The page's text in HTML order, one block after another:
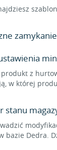
produkt z
w której
stanu
bazie Dedra.